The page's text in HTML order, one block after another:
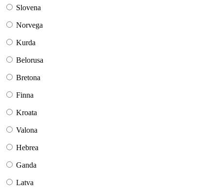
Slovena
Norvega
Kurda
Belorusa
Bretona
Finna
Kroata
Valona
Hebrea
Ganda
Latva